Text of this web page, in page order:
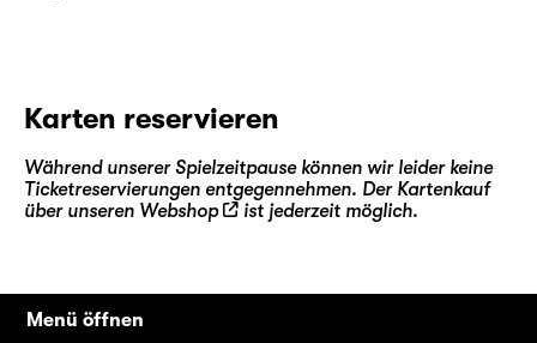
Karten reservieren
Während unserer Spielzeitpause können wir leider keine
Ticketreservierungen entgegennehmen. Der Kartenkauf
über unseren Webshop ist jederzeit möglich.
Menü öffnen